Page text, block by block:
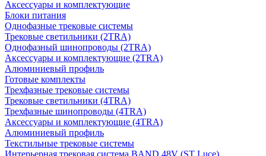
Аксессуары и комплектующие
Блоки питания
Однофазные трековые системы
Трековые светильники (2TRA)
Однофазный шинопроводы (2TRA)
Аксессуары и комплектующие (2TRA)
Алюминиевый профиль
Готовые комплекты
Трехфазные трековые системы
Трековые светильники (4TRA)
Трехфазные шинопроводы (4TRA)
Аксессуары и комплектующие (4TRA)
Алюминиевый профиль
Текстильные трековые системы
Интерьерная трековая система BAND 48V (ST Luce)